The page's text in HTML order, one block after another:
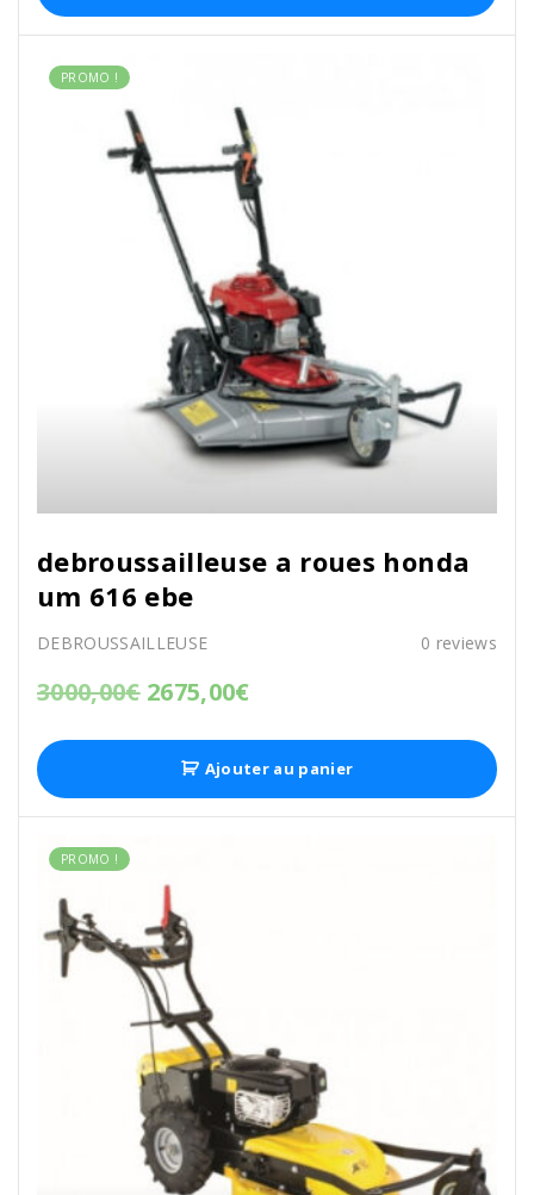
PROMO !
debroussailleuse a roues honda
um 616 ebe
DEBROUSSAILLEUSE 0 reviews
3000,00€ 2675,00€
Ajouter au panier
PROMO !